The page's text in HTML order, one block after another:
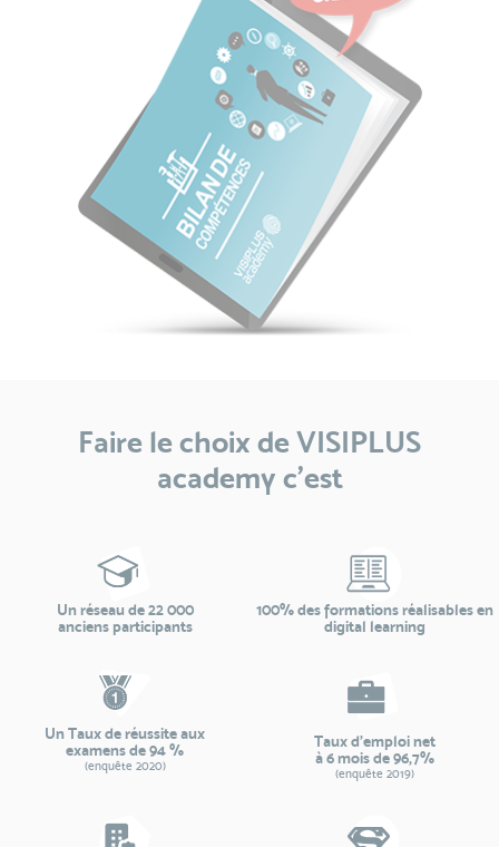
Faire le choix de VISIPLUS
academy c’est
Un réseau de 22 000
anciens participants
100% des formations réalisables en
digital learning
Un Taux de réussite aux
examens de 94 %
(enquête 2020)
Taux d’emploi net
à 6 mois de 96,7%
(enquête 2019)